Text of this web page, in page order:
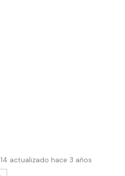
actualizado hace 3 años